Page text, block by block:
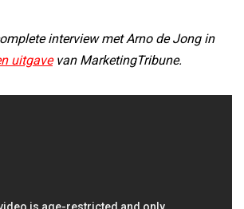
interview met Arno de Jong in
uitgavevan MarketingTribune.